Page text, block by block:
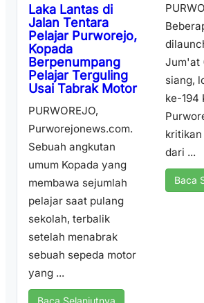
Laka Lantas di
Jalan Tentara
Pelajar Purworejo,
Kopada
Berpenumpang
Pelajar Terguling
Usai Tabrak Motor
PURWOREJO,
Purworejonews.com.
Sebuah angkutan
umum Kopada yang
membawa sejumlah
pelajar saat pulang
sekolah, terbalik
setelah menabrak
sebuah sepeda motor
yang ...
Baca Selanjutnya
Jum'at
siang,
ke-194
kritikan
dari ...
Baca